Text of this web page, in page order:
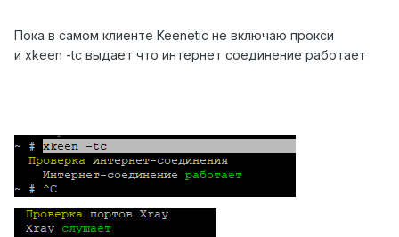
Пока в самом клиенте Keenetic не включаю прокси
и xkeen -tc выдает что интернет соединение работает